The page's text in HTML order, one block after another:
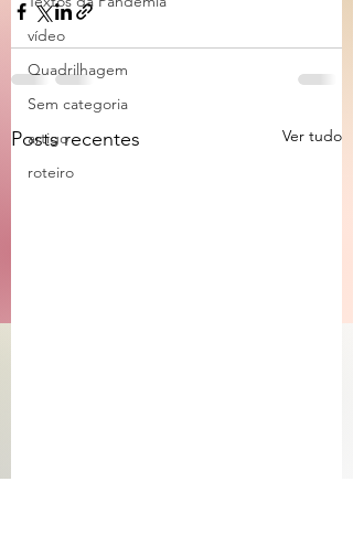
vídeo
Quadrilhagem
Sem categoria
artigo
roteiro
Posts recentes Ver tudo